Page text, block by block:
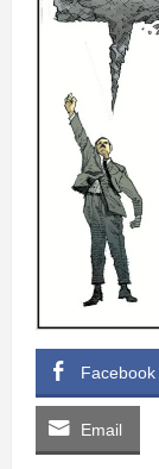
Facebook
Email